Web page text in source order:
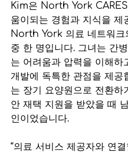
Kim은 North York
움이되는 경험과 지식을 제
North York 의료 네트워크
중 한 명입니다. 그녀는 간
는 어려움과 압력을 이해하
개발에 독특한 관점을 제공
는 장기 요양원으로 전환하
안 재택 지원을 받았을 때
인이었습니다.
“의료 서비스 제공자와 연